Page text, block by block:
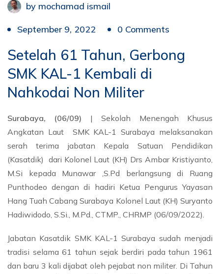
by mochamad ismail
September 9, 2022 0 Comments
Setelah 61 Tahun, Gerbong
SMK KAL-1 Kembali di
Nahkodai Non Militer
Surabaya, (06/09) | Sekolah Menengah Khusus
Angkatan Laut SMK KAL-1 Surabaya melaksanakan
serah terima jabatan Kepala Satuan Pendidikan
(Kasatdik) dari Kolonel Laut (KH) Drs Ambar Kristiyanto,
M.Si kepada Munawar ,S.Pd berlangsung di Ruang
Punthodeo dengan di hadiri Ketua Pengurus Yayasan
Hang Tuah Cabang Surabaya Kolonel Laut (KH) Suryanto
Hadiwidodo, S.Si., M.Pd., CTMP., CHRMP (06/09/2022).
Jabatan Kasatdik SMK KAL-1 Surabaya sudah menjadi
tradisi selama 61 tahun sejak berdiri pada tahun 1961
dan baru 3 kali dijabat oleh pejabat non militer. Di Tahun